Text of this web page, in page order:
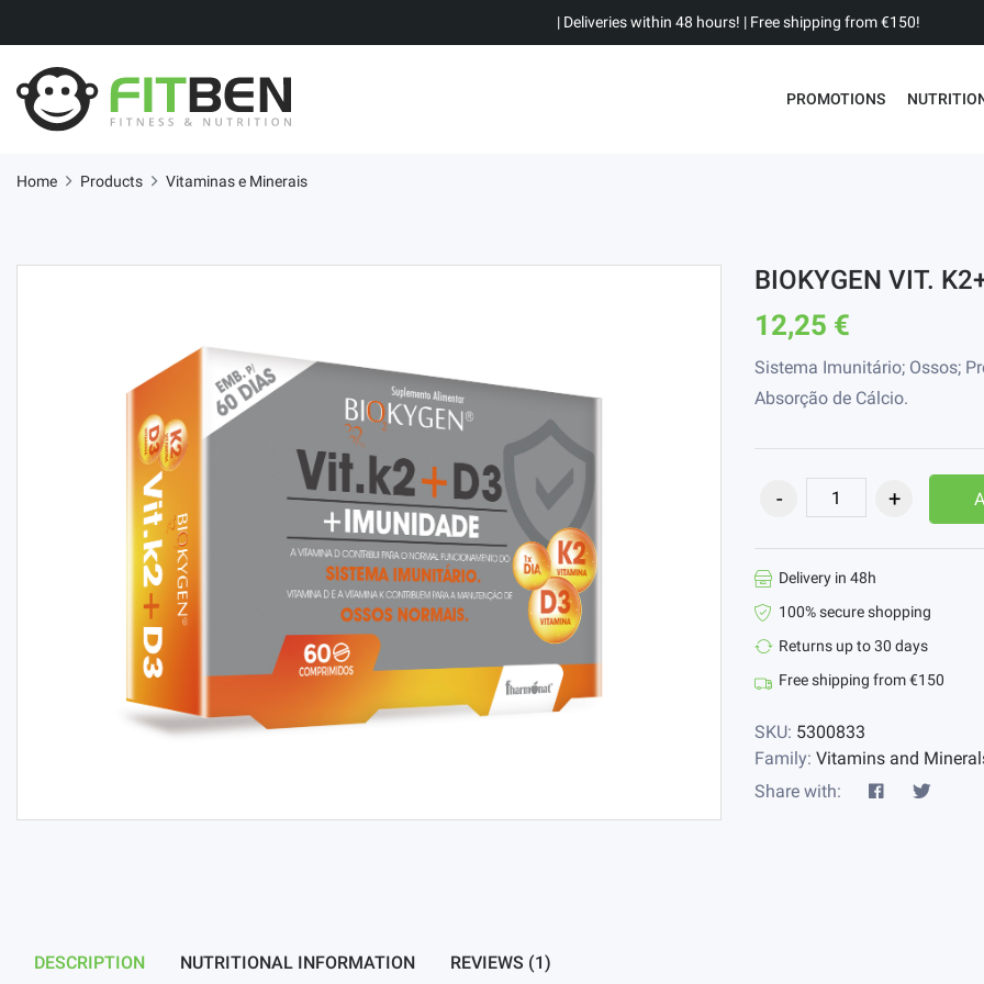
| Deliveries within 48 hours! | Free shipping from €150!
PROMOTIONS
Home Products Vitaminas e Minerais
BIOKYGEN VIT.
12,25 €
Sistema Imunitário; Ossos;
Absorção de Cálcio.
Delivery in 48h
100% secure shopping
Returns up to 30 days
Free shipping from €150
SKU: 5300833
Family: Vitamins and
Share with:
DESCRIPTION NUTRITIONAL INFORMATION REVIEWS (1)